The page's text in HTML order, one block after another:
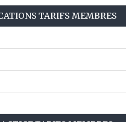
TARIFS MEMBRES